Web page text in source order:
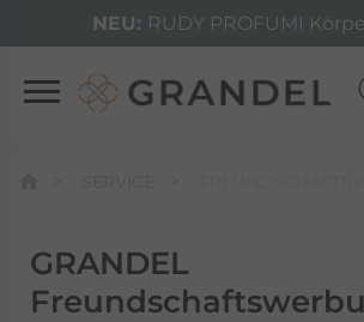
NEU: RUDY PROFUMI
GRANDEL